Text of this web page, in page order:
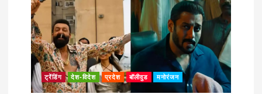
ट्रेंडिंग देश-विदेश प्रदेश बॉलीवुड मनोरंजन